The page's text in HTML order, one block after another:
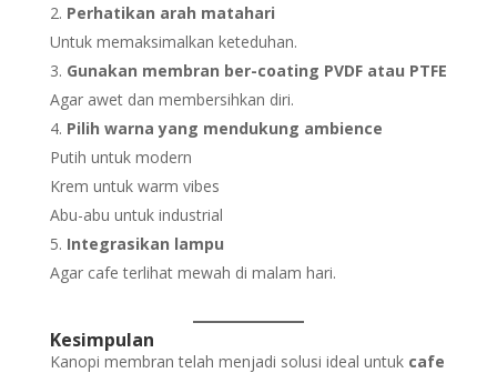
Perhatikan arah matahari
Untuk memaksimalkan keteduhan.
Gunakan membran ber-coating PVDF atau PTFE
Agar awet dan membersihkan diri.
Pilih warna yang mendukung ambience
Putih untuk modern
Krem untuk warm vibes
Abu-abu untuk industrial
Integrasikan lampu
Agar cafe terlihat mewah di malam hari.
Kesimpulan
Kanopi membran telah menjadi solusi ideal untuk cafe